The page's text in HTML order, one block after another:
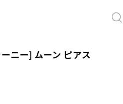
ニー] ムーン ピアス